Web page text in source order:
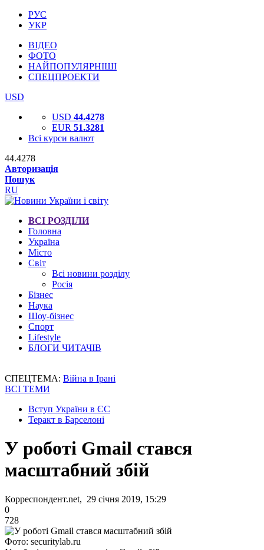
РУС
УКР
ВІДЕО
ФОТО
НАЙПОПУЛЯРНІШІ
СПЕЦПРОЕКТИ
USD
USD 44.4278
EUR 51.3281
Всі курси валют
44.4278
Авторизація
Пошук
RU
ВСІ РОЗДІЛИ
Головна
Україна
Місто
Світ
Всі новини розділу
Росія
Бізнес
Наука
Шоу-бізнес
Спорт
Lifestyle
БЛОГИ ЧИТАЧІВ
СПЕЦТЕМА: Війна в Ірані
ВСІ ТЕМИ
Вступ України в ЄС
Теракт в Барселоні
У роботі Gmail стався
масштабний збій
Корреспондент.net, 29 січня 2019, 15:29
0
728
Фото: securitylab.ru